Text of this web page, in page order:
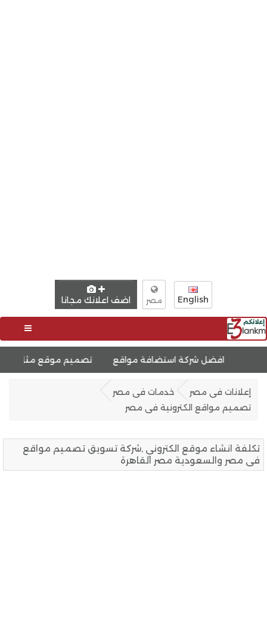
English مصر اضف اعلانك مجانا
افضل شركة استضافة مواقع تصميم موقع مثل السوق
إعلانات فى مصر
خدمات فى مصر
تصميم مواقع الكترونية فى مصر
تكلفة انشاء موقع الكتروني ,شركة تسويق تصميم مواقع
فى مصر والسعودية مصر القاهرة